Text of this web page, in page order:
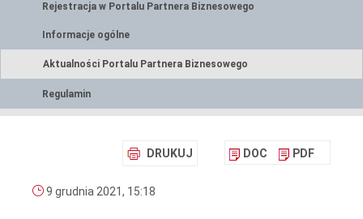
Rejestracja w Portalu Partnera Biznesowego
Informacje ogólne
Aktualności Portalu Partnera Biznesowego
Regulamin
DRUKUJ DOC PDF
9 grudnia 2021, 15:18